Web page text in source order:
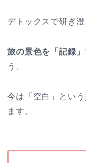
デトックスで研ぎ澄
旅の景色を「記録」
う、
今は「空白」とい
ます。